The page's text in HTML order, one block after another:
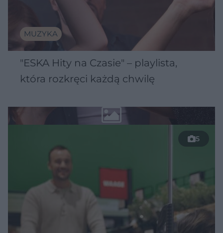
MUZYKA
"ESKA Hity na Czasie" – playlista,
która rozkręci każdą chwilę
5